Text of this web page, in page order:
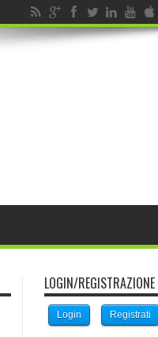
LOGIN/
Login Registrati